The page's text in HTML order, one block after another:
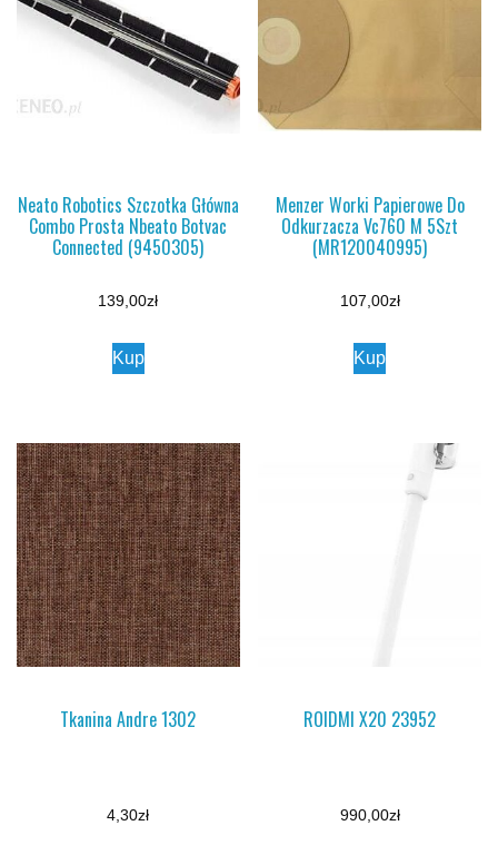
Neato Robotics Szczotka Główna
Combo Prosta Nbeato Botvac
Connected (9450305)
139,00zł
Kup
Menzer Worki Papierowe Do
Odkurzacza Vc760 M 5Szt
(MR120040995)
107,00zł
Kup
Tkanina Andre 1302
4,30zł
ROIDMI X20 23952
990,00zł